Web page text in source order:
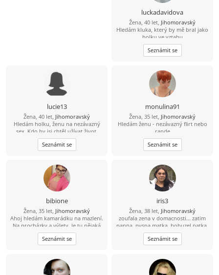
luckadavidova
Žena, 40 let, Jihomoravský
Hledám kluka, který by mě bral jako
holku ve vztahu
Seznámit se
lucie13
Žena, 40 let, Jihomoravský
Hledám holku, ženu na nezávazný
sex. Kdo by jsi chtěl užívat život.
Vztah nehledám. Zkušenost se ženou
mám...už to sice bude hodně
dávno.Proto bych si ráda osvěžila
Seznámit se
monulina91
Žena, 35 let, Jihomoravský
Hledám ženu - nezávazný flirt nebo
rande
Seznámit se
bibione
Žena, 35 let, Jihomoravský
Ahoj hledám kamarádku na mazlení.
Na procházky a výlety. Je tu nějaká
taková?
Seznámit se
iris3
Žena, 38 let, Jihomoravský
zoufala zena v domacnosti... zatim
panna. pysna matka, bohuzel patka,
STARA BABKA. napokraji zhrouceni...
Seznámit se